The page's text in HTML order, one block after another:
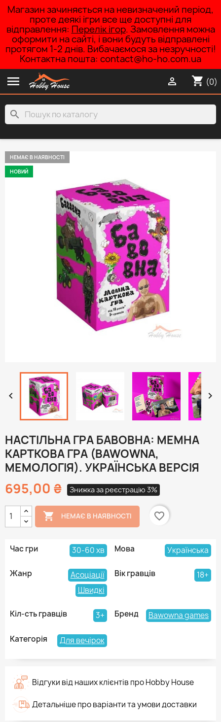
Магазин зачиняється на невизначений період,
проте деякі ігри все ще доступні для
відправлення: Перелік ігор. Замовлення можна
оформити на сайті, і вони будуть відправлені
протягом 1-2 днів. Вибачаємося за незручності!
Контактна пошта: contact@ho-ho.com.ua
 shopping_cart (0)

search
НЕМАЄ В НАЯВНОСТІ
НОВИЙ
 
НАСТІЛЬНА ГРА БАВОВНА: МЕМНА
КАРТКОВА ГРА (BAWOWNA,
МЕМОЛОГІЯ). УКРАЇНСЬКА ВЕРСІЯ
695,00 ₴ Знижка за реєстрацію 3%
 НЕМАЄ В НАЯВНОСТІ favorite_border
Час гри 30-60 хв Мова Українська
Жанр
Асоціації
Швидкі
Вік гравців 18+
Кіл-сть гравців 3+ Бренд Bawowna games
Категорія Для вечірок
Відгуки від наших клієнтів про Hobby House
Детальніше про варіанти та умови доставки